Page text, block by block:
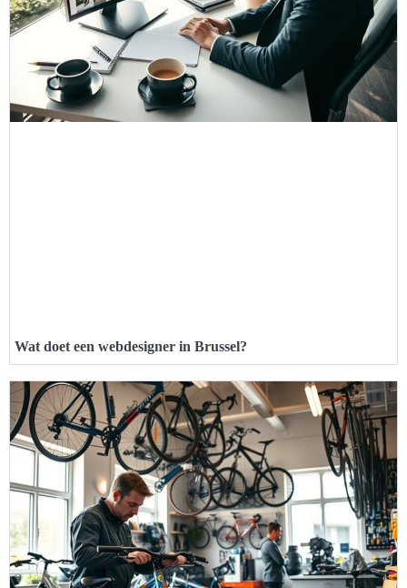
Wat doet een webdesigner in Brussel?